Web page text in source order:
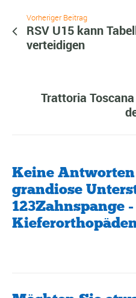
Vorheriger Beitrag
RSV U15 kann
verteidigen
Trattoria
Keine
grandiose
123Zahnspange